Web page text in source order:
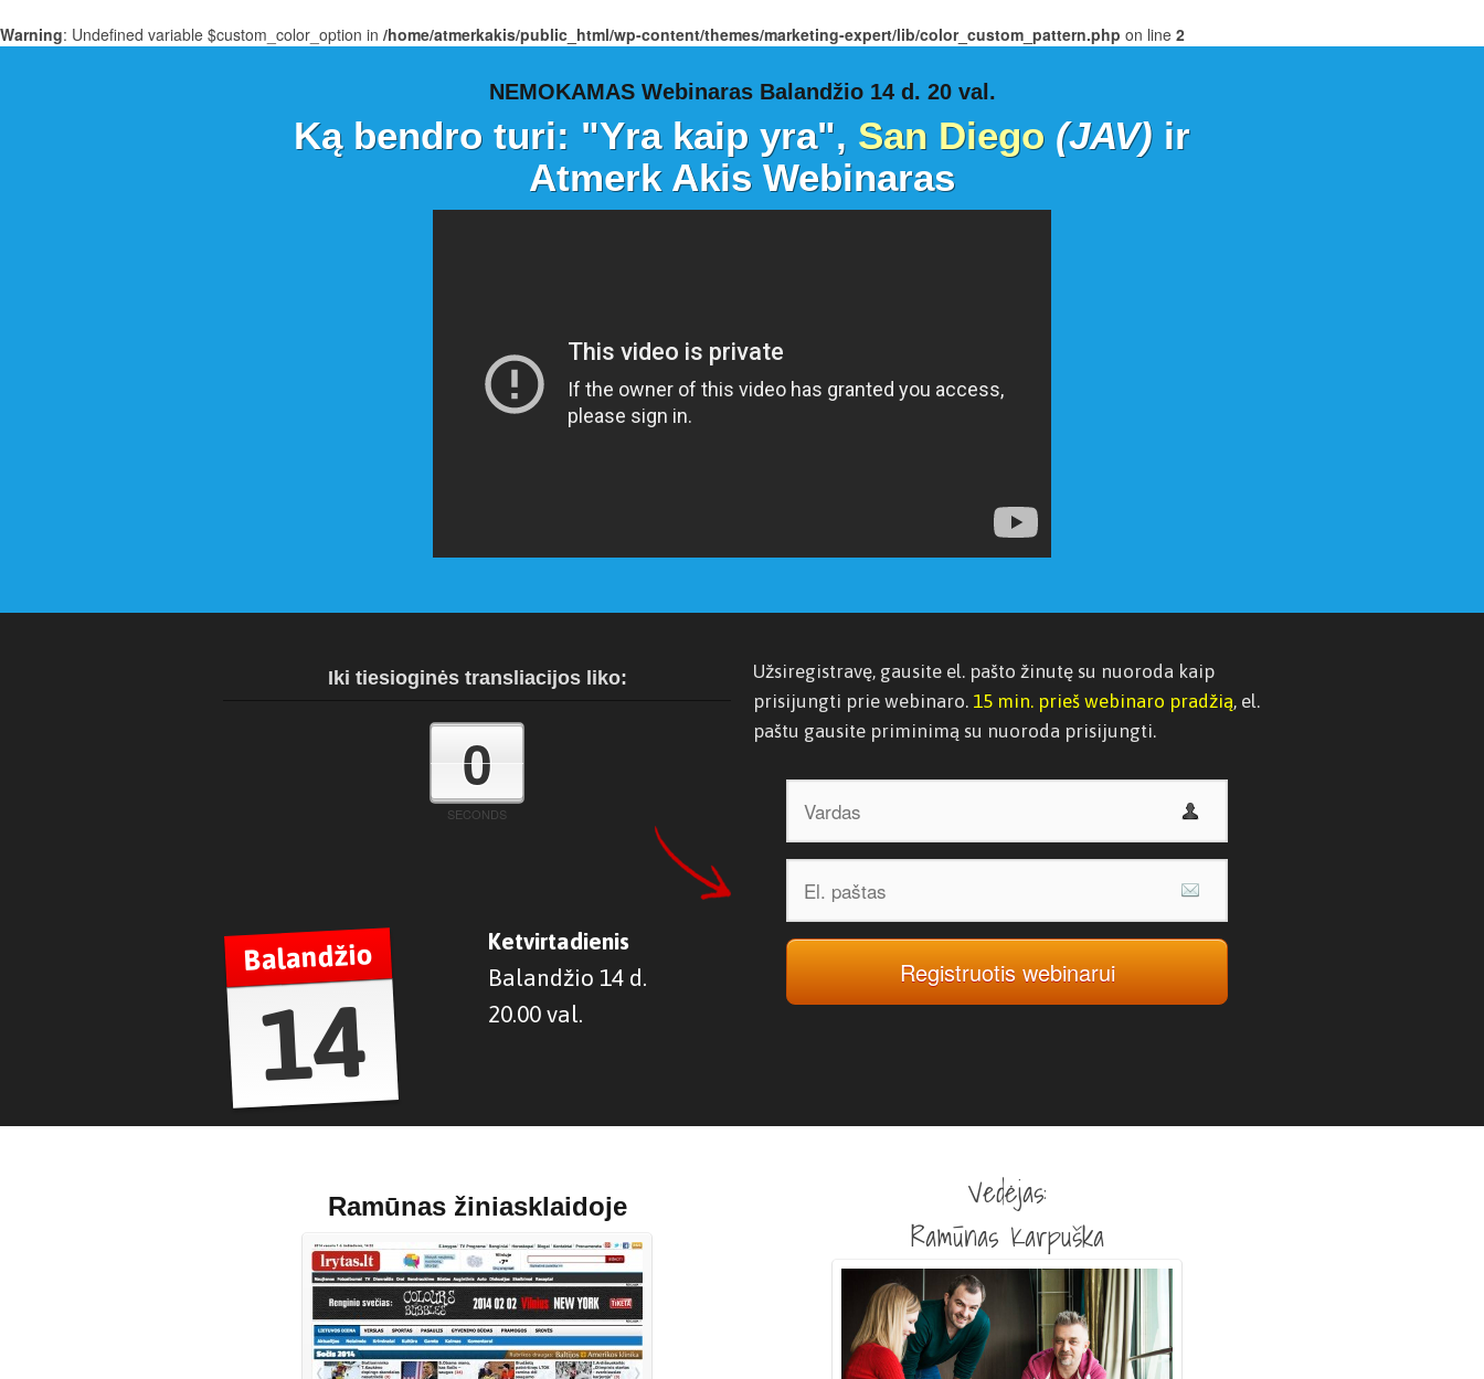
Warning: Undefined variable $custom_color_option in /home/atmerkakis/public_html/wp-content/themes/marketing-expert/lib/color_custom_pattern.php on line 2
NEMOKAMAS Webinaras Balandžio 14 d. 20 val.
Ką bendro turi: "Yra kaip yra", San Diego (JAV) ir
Atmerk Akis Webinaras
Iki tiesioginės transliacijos liko:
0
SECONDS
Balandžio
14
Ketvirtadienis
Balandžio 14 d.
20.00 val.
Užsiregistravę, gausite el. pašto žinutę su nuoroda kaip
prisijungti prie webinaro. 15 min. prieš webinaro pradžią, el.
paštu gausite priminimą su nuoroda prisijungti.
Registruotis webinarui
Ramūnas žiniasklaidoje
Vedėjas:
Ramūnas Karpuška